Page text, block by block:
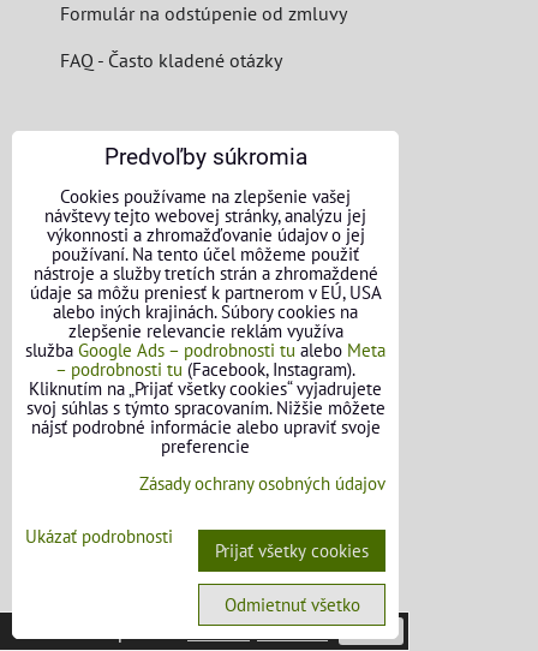
Formulár na odstúpenie od zmluvy
FAQ - Často kladené otázky
OBJEDNÁVKY
Stav objednávky
Predvoľby súkromia
Cookies používame na zlepšenie vašej
návštevy tejto webovej stránky, analýzu jej
výkonnosti a zhromažďovanie údajov o jej
používaní. Na tento účel môžeme použiť
nástroje a služby tretích strán a zhromaždené
údaje sa môžu preniesť k partnerom v EÚ, USA
alebo iných krajinách. Súbory cookies na
zlepšenie relevancie reklám využíva
služba Google Ads – podrobnosti tu alebo Meta
– podrobnosti tu (Facebook, Instagram).
Kliknutím na „Prijať všetky cookies“ vyjadrujete
svoj súhlas s týmto spracovaním. Nižšie môžete
nájsť podrobné informácie alebo upraviť svoje
preferencie
Zásady ochrany osobných údajov
Ukázať podrobnosti
Prijať všetky cookies
Odmietnuť všetko
Táto stránka používa cookies.Viac info Potvrdiť